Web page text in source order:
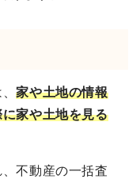
、家や土地の情報
家や土地を見る
不動産の一括査